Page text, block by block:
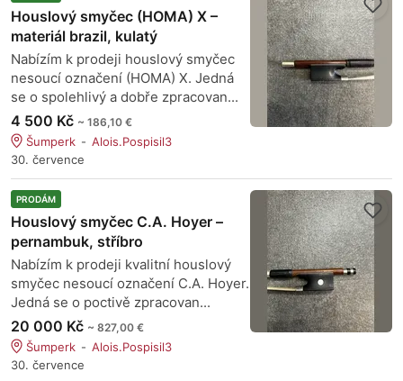
Houslový smyčec (HOMA) X –
materiál brazil, kulatý
Nabízím k prodeji houslový smyčec
nesoucí označení (HOMA) X. Jedná
se o spolehlivý a dobře zpracovan...
4 500 Kč ~ 186,10 €
Šumperk
Alois.Pospisil3
30. července
PRODÁM
Houslový smyčec C.A. Hoyer –
pernambuk, stříbro
Nabízím k prodeji kvalitní houslový
smyčec nesoucí označení C.A. Hoyer.
Jedná se o poctivě zpracovan...
20 000 Kč ~ 827,00 €
Šumperk
Alois.Pospisil3
30. července